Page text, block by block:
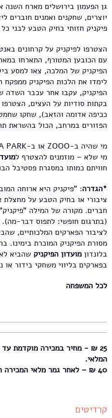
גן הפעמון בירושלים מארח השנה
יוצרים, שחקנים ואמנים חוברים
פיקניק חזותי בחיק הטבע לבני
הצטרפו לפיקניק על קרחונים
עם הכובען המטורף, התארחו
הפיקניק של המלכה, צאו למסע
לימדו את הלכות הפיקניק ממפקח
הפיקניק, עקבו אחר עכבר השדה
בקתות סודיות על העצים,
ככיפה אדומה והזאב), שחקו
הפזורים במרחב, הכול בהשראת
מי שלא – מוזמנים להצטרף ל
חוויתם כמותו במסגרת פסטיבל
*הגדרה: "פיקניק היא ארוחה
ציבורי או בחיק הטבע על
(בתרגום חופשי: לתפוס דבר-
לציבור הפארקים המלכותיים,
בלונדון מועדון הפיקניק שהביא
בפארקים בליווי משחקי בידור או
לכל המשפחה
המלאי.
40 ₪ – לאחר גמר מלאי המכירה המוקדמת ובימי הפסטיבל.
קרדיטים